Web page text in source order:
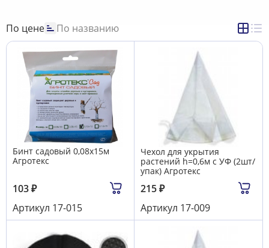
По цене По названию
Бинт садовый 0,08х15м
Агротекс
103₽
Артикул 17-015
Чехол для укрытия
растений h=0,6м с УФ (2шт/
упак) Агротекс
215₽
Артикул 17-009